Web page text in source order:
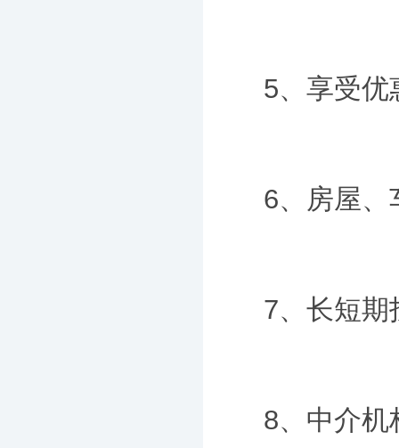
5、享受优
6、房屋、
7、长短期
8、中介机